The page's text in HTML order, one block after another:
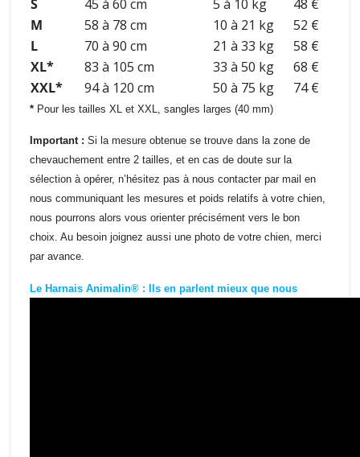
S 45 à 60 cm 5 à 10 kg
48 €
M
58 à 78 cm 10 à 21 kg
52 €
L
70 à 90 cm 21 à 33 kg
58 €
XL*
83 à 105 cm 33 à 50 kg
68 €
XXL*
94 à 120 cm 50 à 75 kg 74 €
* Pour les tailles XL et XXL, sangles larges (40 mm)
Important : Si la mesure obtenue se trouve dans la zone de
chevauchement entre 2 tailles, et en cas de doute sur la
sélection à opérer, n’hésitez pas à nous contacter par mail en
nous communiquant les mesures et poids relatifs à votre chien,
nous pourrons alors vous orienter précisément vers le bon
choix. Au besoin joignez aussi une photo de votre chien, merci
par avance.
Le Harnais Animalin® : Ils en parlent mieux que nous